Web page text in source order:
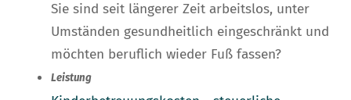
Sie sind seit längerer Zeit arbeitslos, unter
Umständen gesundheitlich eingeschränkt und
möchten beruflich wieder Fuß fassen?
Leistung